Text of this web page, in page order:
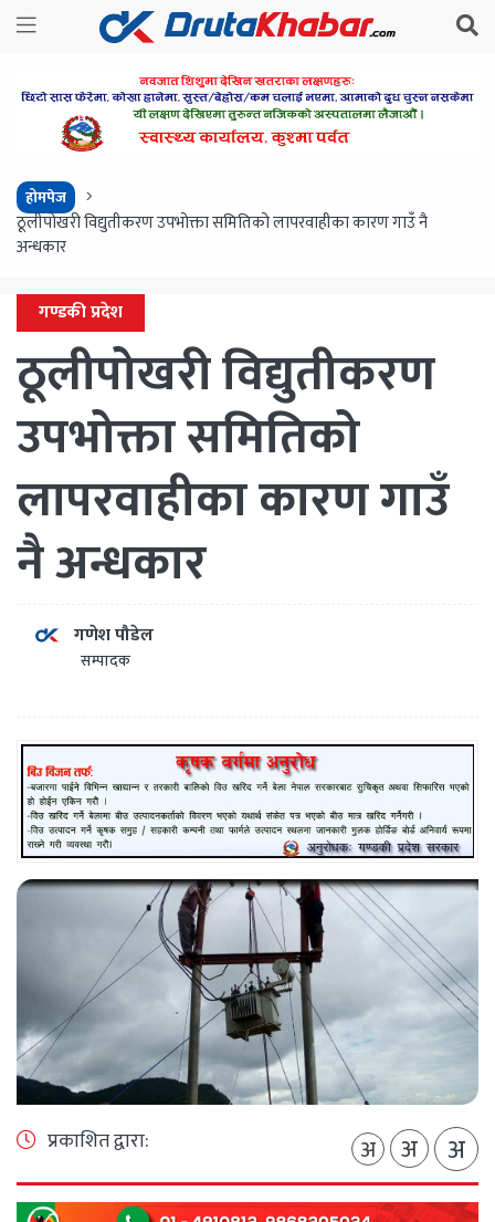
होमपेज
ठूलीपोखरी विद्युतीकरण उपभोक्ता समितिको लापरवाहीका कारण गाउँ नै
अन्धकार
गण्डकी प्रदेश
ठूलीपोखरी विद्युतीकरण
उपभोक्ता समितिको
लापरवाहीका कारण गाउँ
नै अन्धकार
गणेश पौडेल
सम्पादक
प्रकाशित द्वारा: अ अ अ